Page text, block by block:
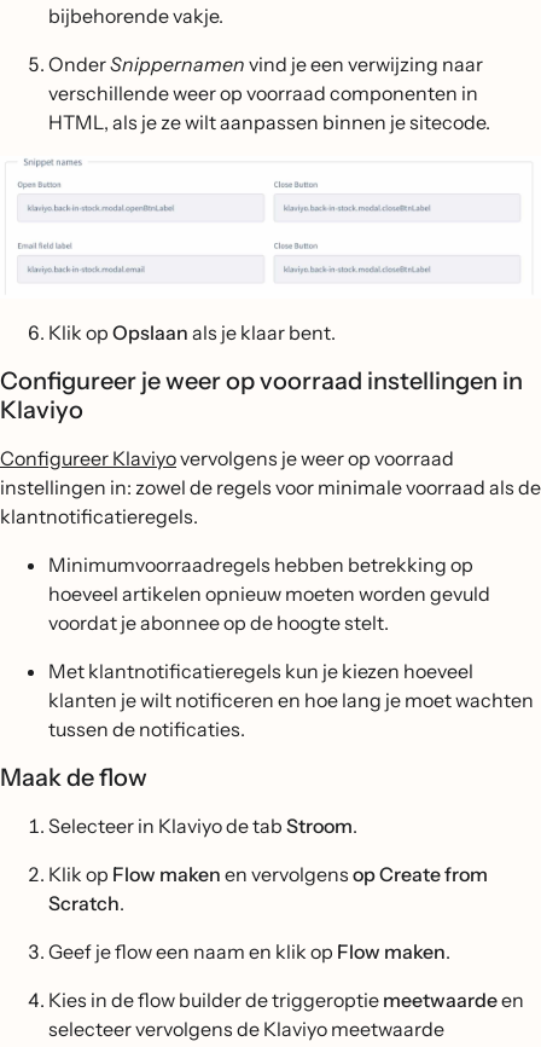
bijbehorende vakje.
OnderSnippernamen vind je een verwijzing naar
verschillende weer op voorraad componenten in
HTML, als je ze wilt aanpassen binnen je sitecode.
Klik op Opslaan als je klaar bent.
Configureer je weer op voorraad instellingen in
Klaviyo
Configureer Klaviyovervolgens je weer op voorraad
instellingen in: zowel de regels voor minimale voorraad als de
klantnotificatieregels.
Minimumvoorraadregels hebben betrekking op
hoeveel artikelen opnieuw moeten worden gevuld
voordat je abonnee op de hoogte stelt.
Met klantnotificatieregels kun je kiezen hoeveel
klanten je wilt notificeren en hoe lang je moet wachten
tussen de notificaties.
Maak de flow
Selecteer in Klaviyo de tab Stroom.
Klik op Flow maken en vervolgens op Create from
Scratch.
Geef je flow een naam en klik op Flow maken.
Kies in de flow builder de triggeroptie meetwaardeen
selecteer vervolgens de Klaviyo meetwaarde